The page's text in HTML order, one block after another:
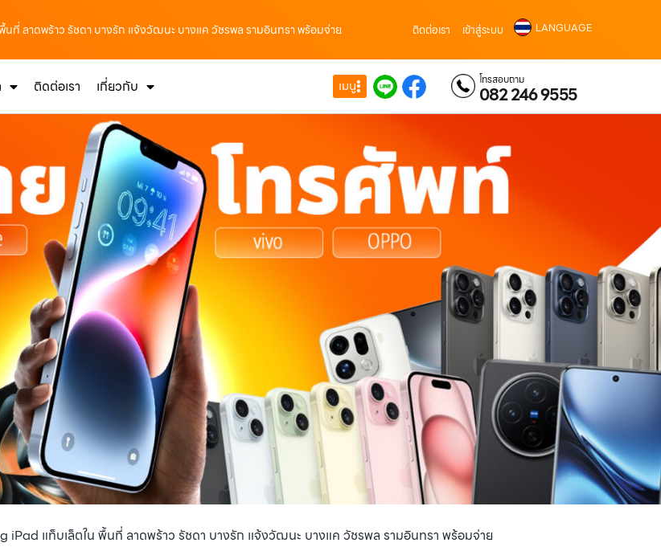
ที่ ลาดพร้าว รัชดา บางรัก แจ้งวัฒนะ บางแค วัชรพล รามอินทรา พร้อมจ่าย
ติดต่อเรา เข้าสู่ระบบ LANGUAGE
ติดต่อเรา เกี่ยวกับ เมนู โทรสอบถาม
082 246 9555
แท็บเล็ตใน พื้นที่ ลาดพร้าว รัชดา บางรัก แจ้งวัฒนะ บางแค วัชรพล รามอินทรา พร้อมจ่าย